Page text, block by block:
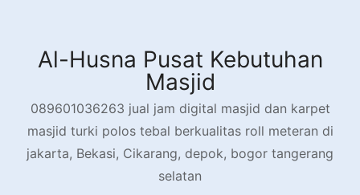
contentAl-Husna Pusat Kebutuhan
Masjid
089601036263 jual jam digital masjid dan karpet
masjid turki polos tebal berkualitas roll meteran di
jakarta, Bekasi, Cikarang, depok, bogor tangerang
selatan